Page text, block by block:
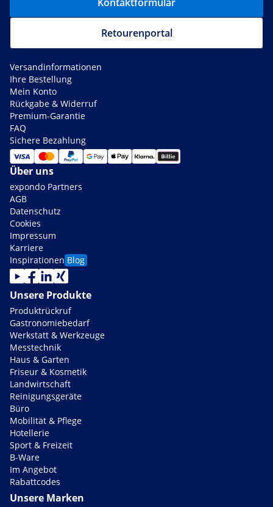
Retourenportal
Versandinformationen
Ihre Bestellung
Mein Konto
Rückgabe & Widerruf
Premium-Garantie
FAQ
Sichere Bezahlung
Über uns
expondo Partners
AGB
Datenschutz
Cookies
Impressum
Karriere
Inspirationen Blog
Unsere Produkte
Produktrückruf
Gastronomiebedarf
Werkstatt & Werkzeuge
Messtechnik
Haus & Garten
Friseur & Kosmetik
Landwirtschaft
Reinigungsgeräte
Büro
Mobilität & Pflege
Hotellerie
Sport & Freizeit
B-Ware
Im Angebot
Rabattcodes
Unsere Marken